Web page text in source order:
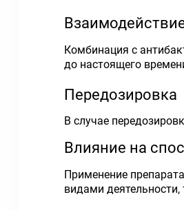
Комбинация с
до настоящего
Передозировка
В случае
Влияние на
Применение
видами